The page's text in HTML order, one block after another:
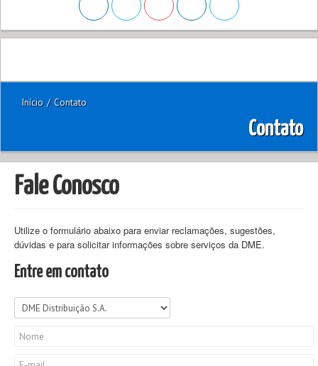
Início / Contato
Contato
Fale Conosco
Utilize o formulário abaixo para enviar reclamações, sugestões,
dúvidas e para solicitar informações sobre serviços da DME.
Entre em contato